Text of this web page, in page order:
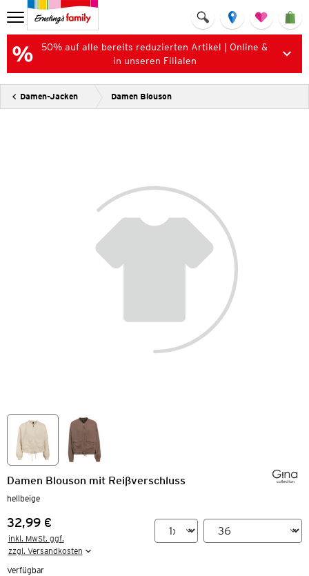
50% auf alle bereits reduzierten Artikel | Online &
in unseren Filialen
Damen-Jacken Damen Blouson
Damen Blouson mit Reißverschluss
hellbeige
Preis:
32,99 €
inkl. MwSt. ggf.
zzgl. Versandkosten
Verfügbar